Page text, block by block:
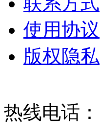
使用协议
版权隐私
热线电话：